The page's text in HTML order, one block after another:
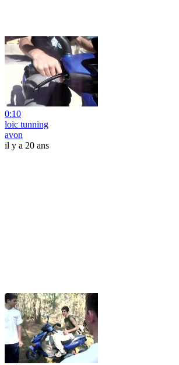
0:10
loic tunning
avon
il y a 20 ans